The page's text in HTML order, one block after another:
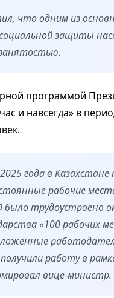
что одним из
защиты
программой
и навсегда» в
года в
рабочие
было трудоустроено
«100 рабочих
работу в
вице-министр.